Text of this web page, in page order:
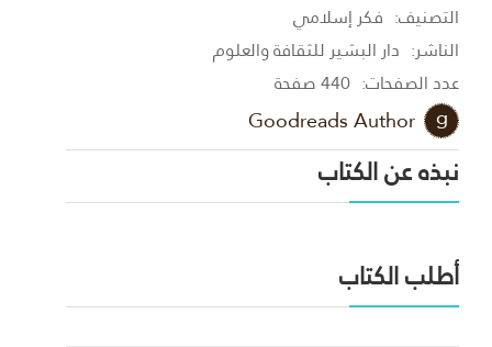
التصنيف: فكر إسلامي
الناشر: دار البشير للثقافة والعلوم
عدد الصفحات: 440 صفحة
Goodreads Author
نبذه عن الكتاب
أطلب الكتاب